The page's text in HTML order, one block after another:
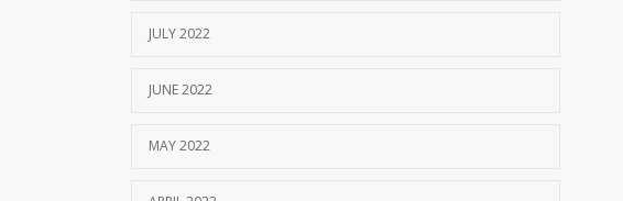
JULY 2022
JUNE 2022
MAY 2022